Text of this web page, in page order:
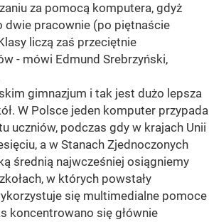
za pomocą komputera, gdyż
dwie pracownie (po piętnaście
liczą zaś przeciętnie
- mówi Edmund Srebrzyński,
gimnazjum i tak jest dużo lepsza
W Polsce jeden komputer przypada
uczniów, podczas gdy w krajach Unii
a w Stanach Zjednoczonych
średnią najwcześniej osiągniemy
w których powstały
się multimedialne pomoce
koncentrowano się głównie